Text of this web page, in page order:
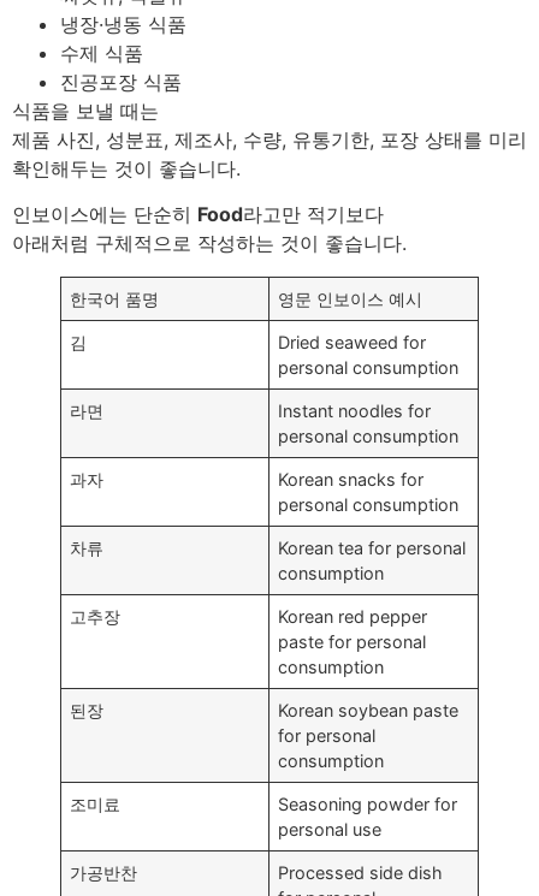
냉장·냉동 식품
수제 식품
진공포장 식품
식품을 보낼 때는
제품 사진, 성분표, 제조사, 수량, 유통기한, 포장 상태를 미리
확인해두는 것이 좋습니다.
인보이스에는 단순히 Food라고만 적기보다
아래처럼 구체적으로 작성하는 것이 좋습니다.
한국어 품명 영문 인보이스 예시
김
Dried seaweed for
personal consumption
라면
Instant noodles for
personal consumption
과자
Korean snacks for
personal consumption
차류
Korean tea for personal
consumption
고추장
Korean red pepper
paste for personal
consumption
된장
Korean soybean paste
for personal
consumption
조미료
Seasoning powder for
personal use
가공반찬
Processed side dish